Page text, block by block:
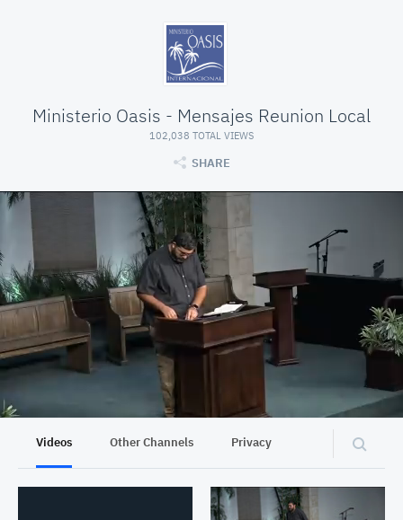
Ministerio Oasis - Mensajes Reunion Local
102,038 TOTAL VIEWS
SHARE
Videos Other Channels Privacy